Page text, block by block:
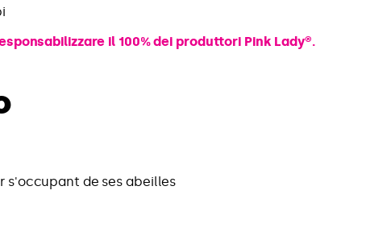
il 100% dei produttori Pink Lady®.